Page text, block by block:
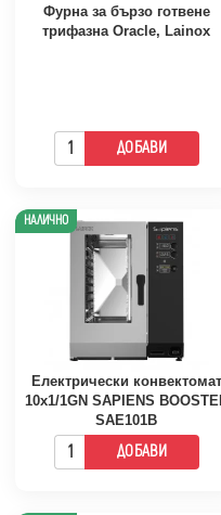
Фурна за бързо готвене
трифазна Oracle, Lainox
ДОБАВИ
НАЛИЧНО
Електрически конвектомат
10x1/1GN SAPIENS
SAE101B
ДОБАВИ